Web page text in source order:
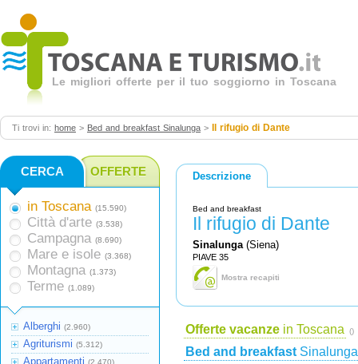
Le migliori offerte per il tuo soggiorno in Toscana
Ti trovi in: home > Bed and breakfast Sinalunga > Il rifugio di Dante
Descrizione
Bed and breakfast
Il rifugio di Dante
Sinalunga(Siena)
PIAVE 35
Mostra recapiti
Offerte vacanze in Toscana ()
Bed and breakfast Sinalunga
CERCA OFFERTE
in Toscana (15.590)
Città d'arte (3.538)
Campagna (8.690)
Mare e isole (3.368)
Montagna (1.373)
Terme (1.089)
Alberghi (2.960)
Agriturismi (5.312)
Appartamenti (2.470)